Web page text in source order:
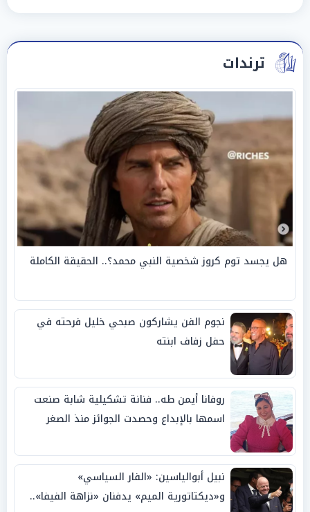
ترندات
هل يجسد توم كروز شخصية النبي محمد؟.. الحقيقة الكاملة
نجوم الفن يشاركون صبحي خليل فرحته في
حفل زفاف ابنته
روفانا أيمن طه.. فنانة تشكيلية شابة صنعت
اسمها بالإبداع وحصدت الجوائز منذ الصغر
نبيل أبوالياسين: «الفار السياسي»
و«ديكتاتورية الميم» يدفنان «نزاهة الفيفا»..